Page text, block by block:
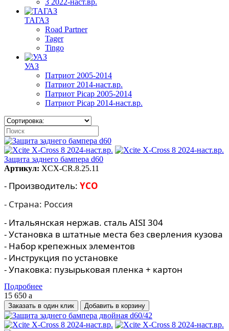
ТАГАЗ
Road Partner
Tager
Tingo
УАЗ
Патриот 2005-2014
Патриот 2014-наст.вр.
Патриот Picap 2005-2014
Патриот Picap 2014-наст.вр.
Защита заднего бампера d60
Артикул: XCX-CR.8.25.11
- Производитель: YCO
- Страна: Россия
- Итальянская нержав. сталь AISI 304
- Установка в штатные места без сверления кузова
- Набор крепежных элементов
- Инструкция по установке
- Упаковка: пузырьковая пленка + картон
Подробнее
15 650 a
Заказать в один клик